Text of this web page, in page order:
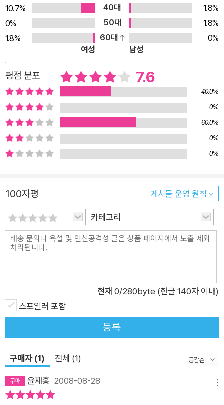
10.7% 40대
1.8%
0%
50대
1.8%
1.8%
60대
0%
여성
남성
평점 분포 7.6
40.0%
0%
60.0%
0%
0%
100자평 게시물 운영 원칙
카테고리
현재 0/280byte (한글 140자 이내)
스포일러 포함
등록
구매자 (1) 전체 (1)
윤재홍 2008-08-28